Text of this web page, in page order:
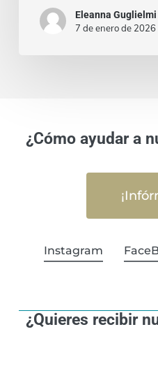
Eleanna Guglielmi
7 de enero de 2026
¿Cómo ayudar a
Instagram
¿Quieres recibir